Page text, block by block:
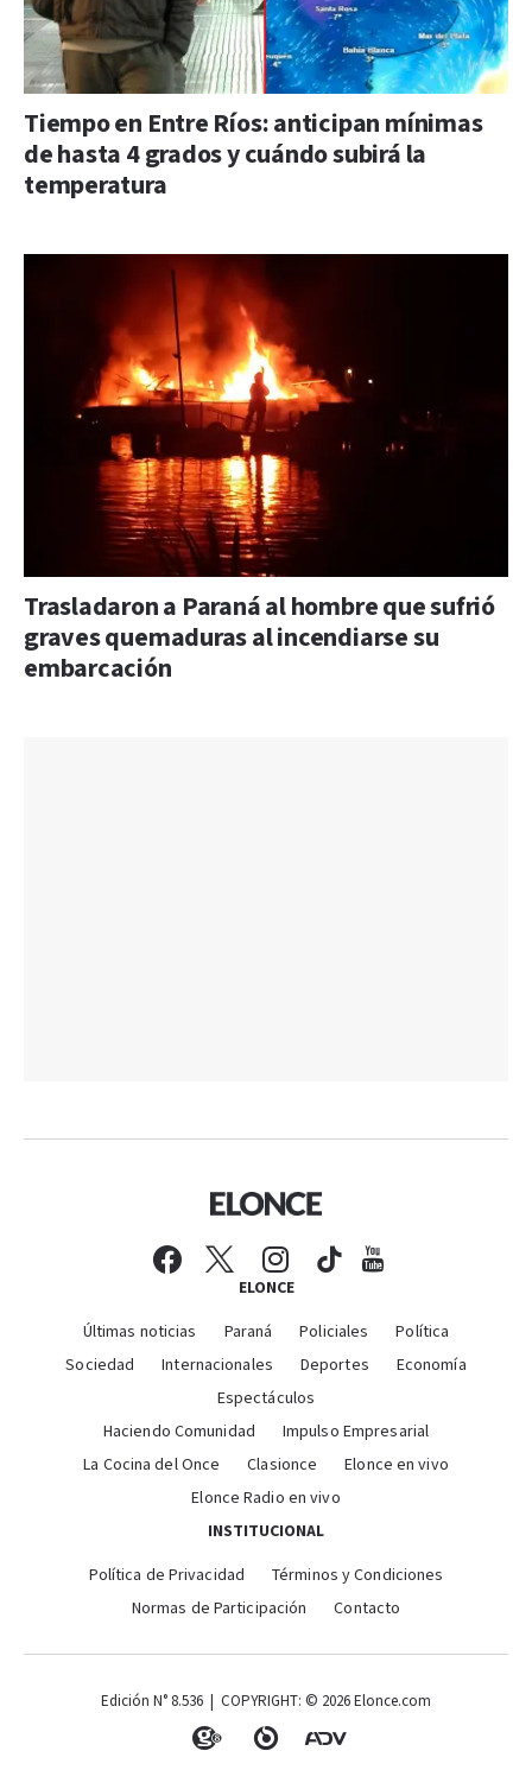
Tiempo en Entre Ríos: anticipan mínimas
de hasta 4 grados y cuándo subirá la
temperatura
Trasladaron a Paraná al hombre que sufrió
graves quemaduras al incendiarse su
embarcación
ELONCE
Últimas noticias Paraná Policiales
Política
Sociedad
Internacionales Deportes
Economía
Espectáculos
Haciendo Comunidad
Impulso Empresarial
La Cocina del Once
Clasionce
Elonce en vivo
Elonce Radio en vivo
INSTITUCIONAL
Política de Privacidad
Términos y Condiciones
Normas de Participación
Contacto
Edición N° 8.536 | COPYRIGHT: © 2026 Elonce.com